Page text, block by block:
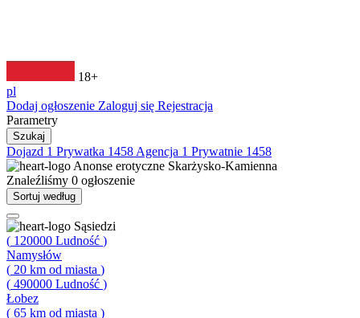
18+
pl
Dodaj ogłoszenie Zaloguj się Rejestracja
Parametry
Szukaj
Dojazd 1 Prywatka 1458 Agencja 1 Prywatnie 1458
Anonse erotyczne Skarżysko-Kamienna
Znaleźliśmy 0 ogłoszenie
Sortuj według
Sąsiedzi
( 120000 Ludność )
Namysłów
( 20 km od miasta )
( 490000 Ludność )
Łobez
( 65 km od miasta )